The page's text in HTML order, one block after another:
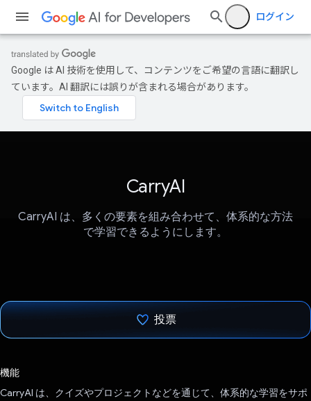
ログイン
Google は AI 技術を使用して、コンテンツをご希望の言語に翻訳し
ています。AI 翻訳には誤りが含まれる場合があります。
CarryAI
CarryAI は、多くの要素を組み合わせて、体系的な方法
で学習できるようにします。
投票
機能
CarryAI は、クイズやプロジェクトなどを通じて、体系的な学習をサポ